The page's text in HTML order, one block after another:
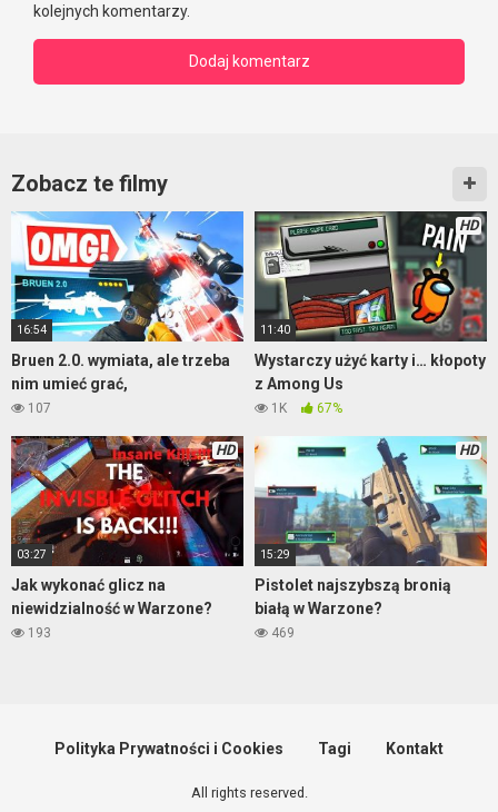
kolejnych komentarzy.
Zobacz te filmy
16:54
Bruen 2.0. wymiata, ale trzeba
nim umieć grać,
107
HD
11:40
Wystarczy użyć karty i… kłopoty
z Among Us
1K 67%
HD
03:27
Jak wykonać glicz na
niewidzialność w Warzone?
193
HD
15:29
Pistolet najszybszą bronią
białą w Warzone?
469
Polityka Prywatności i Cookies Tagi Kontakt
All rights reserved.